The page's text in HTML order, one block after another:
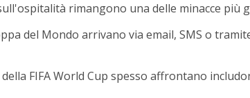
rimangono una delle minacce più
del Mondo arrivano via email, SMS o
FIFA World Cup spesso affrontano